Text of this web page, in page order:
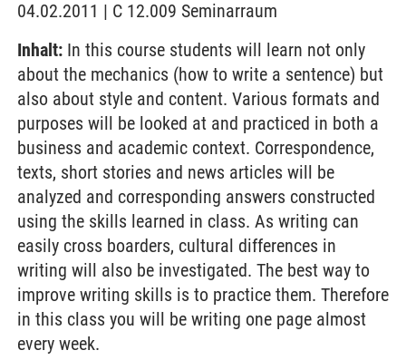
04.02.2011 | C 12.009 Seminarraum
Inhalt: In this course students will learn not only
about the mechanics (how to write a sentence) but
also about style and content. Various formats and
purposes will be looked at and practiced in both a
business and academic context. Correspondence,
texts, short stories and news articles will be
analyzed and corresponding answers constructed
using the skills learned in class. As writing can
easily cross boarders, cultural differences in
writing will also be investigated. The best way to
improve writing skills is to practice them. Therefore
in this class you will be writing one page almost
every week.